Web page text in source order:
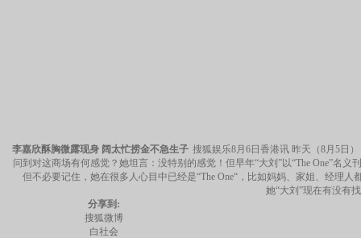
李嘉欣酥胸微露现身 阔太忙捞金不急生子 搜狐娱乐8月6日香港讯 昨天（8月5日
问到对这商场有何感觉？她坦言：没特别的感觉！但早年“大刘”以“The One”名
但不必要记住，她在很多人心目中已经是“The One“，比如妈妈、家姐、经理
她“大刘”现在有没有
分享到:
搜狐微博
白社会